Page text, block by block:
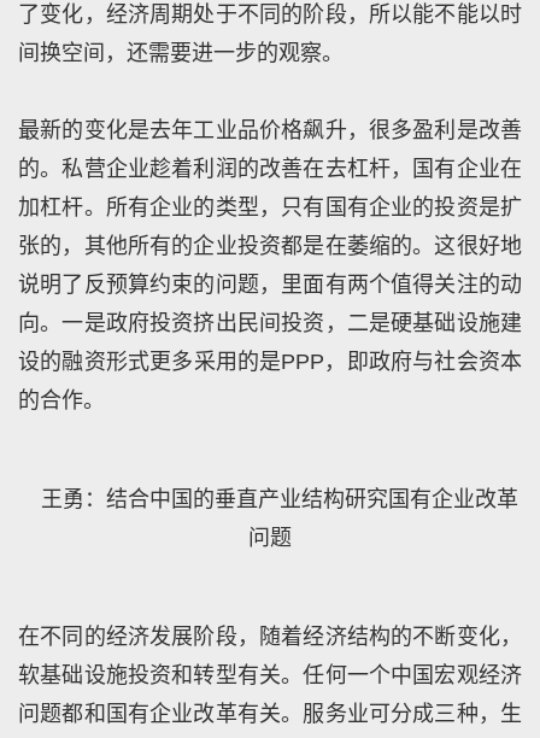
了变化，经济周期处于不同的阶段，所以能不能以时
间换空间，还需要进一步的观察。
最新的变化是去年工业品价格飙升，很多盈利是改善
的。私营企业趁着利润的改善在去杠杆，国有企业在
加杠杆。所有企业的类型，只有国有企业的投资是扩
张的，其他所有的企业投资都是在萎缩的。这很好地
说明了反预算约束的问题，里面有两个值得关注的动
向。一是政府投资挤出民间投资，二是硬基础设施建
设的融资形式更多采用的是PPP，即政府与社会资本
的合作。
王勇：结合中国的垂直产业结构研究国有企业改革
问题
在不同的经济发展阶段，随着经济结构的不断变化，
软基础设施投资和转型有关。任何一个中国宏观经济
问题都和国有企业改革有关。服务业可分成三种，生